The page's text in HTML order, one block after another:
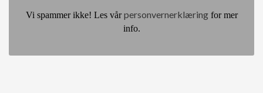
Vi spammer ikke! Les vårpersonvernerklæringfor mer
info.